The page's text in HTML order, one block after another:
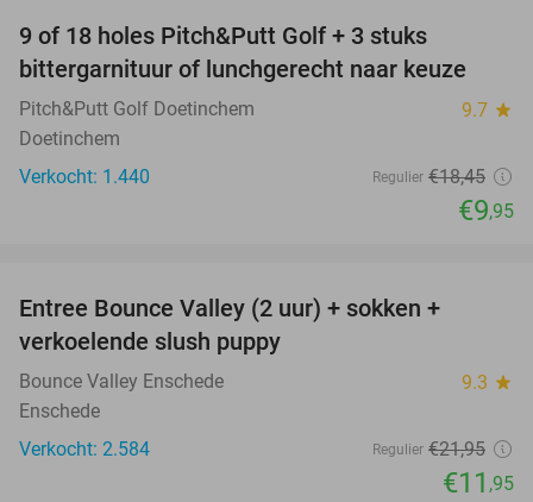
9 of 18 holes Pitch&Putt Golf + 3 stuks
bittergarnituur of lunchgerecht naar keuze
Pitch&Putt Golf Doetinchem 9.7 star
Doetinchem
Verkocht: 1.440
Regulier €18,45
€9,95
Entree Bounce Valley (2 uur) + sokken +
verkoelende slush puppy
Bounce Valley Enschede 9.3 star
Enschede
Verkocht: 2.584
Regulier €21,95
€11 ,95